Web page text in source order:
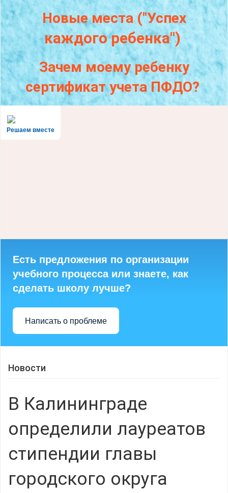
Новые места ("Успех
каждогоребенка")
Зачем моему ребенку
сертификат учета ПФДО?
Решаем вместе
Есть предложения по организации
учебного процесса или знаете, как
сделать школу лучше?
Написать о проблеме
Новости
В Калининграде
определили лауреатов
стипендии главы
городского округа